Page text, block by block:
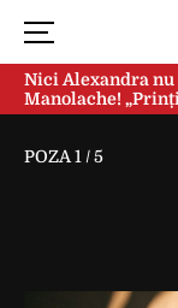
Nici Alexandra
Manolache!
după doi ani de
POZA 1 /5